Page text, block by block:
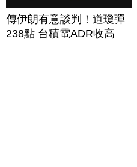
傳伊朗有意談判！道瓊彈
238點 台積電ADR收高